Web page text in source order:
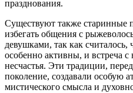
празднования.
Существуют также старинные
избегать общения с
девушками, так как считалось,
особенно активны, и встреча
несчастья. Эти традиции,
поколение, создавали особую
мистического смысла и